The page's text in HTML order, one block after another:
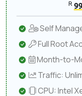
R
Self
Full Root
Month-to-
Traffic:
CPU: Intel